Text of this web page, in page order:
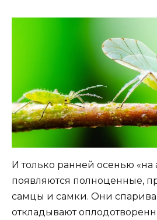
И только ранней осенью «на
появляются полноценные,
самцы и самки. Они
откладывают